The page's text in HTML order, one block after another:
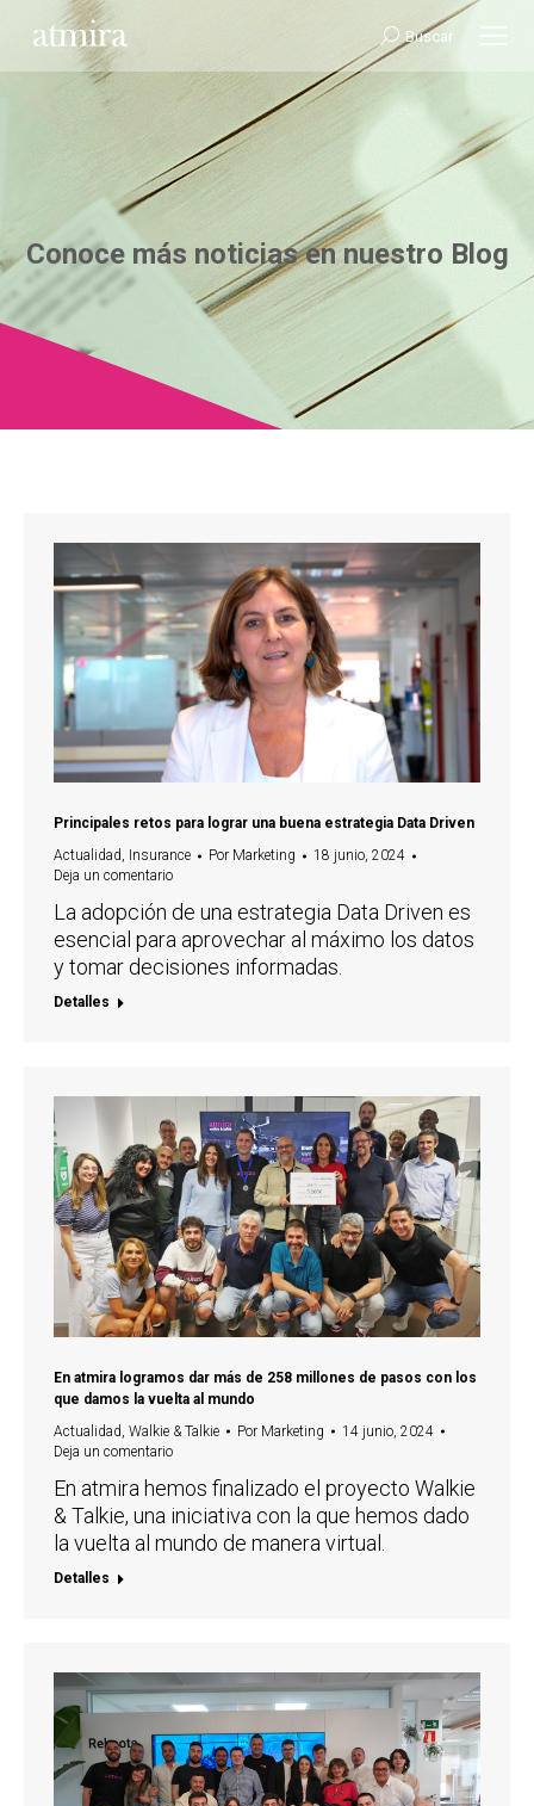
Buscar:
Buscar
Conoce más noticias en nuestro Blog
Estás aquí:
Principales retos para lograr una buena estrategia Data Driven
Actualidad, Insurance Por Marketing
18 junio, 2024
Deja un comentario
La adopción de una estrategia Data Driven es
esencial para aprovechar al máximo los datos
y tomar decisiones informadas.
Detalles
En atmira logramos dar más de 258 millones de pasos con los
que damos la vuelta al mundo
Actualidad, Walkie & Talkie Por Marketing
14 junio, 2024
Deja un comentario
En atmira hemos finalizado el proyecto Walkie
& Talkie, una iniciativa con la que hemos dado
la vuelta al mundo de manera virtual.
Detalles